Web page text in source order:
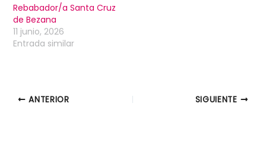
Rebabador/a Santa Cruz
de Bezana
11 junio, 2026
Entrada similar
ANTERIOR SIGUIENTE